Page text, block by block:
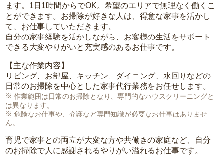
ます。1日1時間からでOK。希望のエリアで無理なく働くこ
とができます。お掃除が好きな人は、得意な家事を活かし
て、お仕事していただきます。
自分の家事経験を活かしながら、お客様の生活をサポート
できる大変やりがいと充実感のあるお仕事です。
【主な作業内容】
リビング、お部屋、キッチン、ダイニング、水回りなどの
日常のお掃除を中心とした家事代行業務をお任せします。
作業範囲は日常のお掃除となり、専門的なハウスクリーニングと
は異なります。
危険なお仕事や、介護など専門知識が必要なお仕事はありませ
ん。
育児で家事との両立が大変な方や共働きの家庭など、自分
のお掃除で人に感謝されるやりがい溢れるお仕事です。